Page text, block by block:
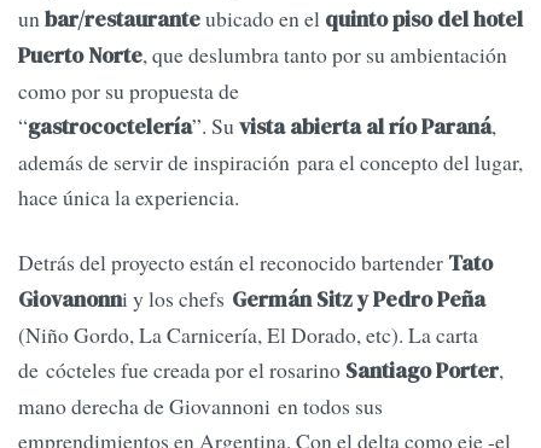
unbar/restauranteubicado en el quinto piso del hotel
Puerto Norte, que deslumbra tanto por su ambientación
como por su propuesta de
“gastrococtelería”. Suvista abierta al río Paraná,
además de servir de inspiración para el concepto del lugar,
hace única la experiencia.
Detrás del proyecto están el reconocido bartender Tato
Giovanonni y los chefs Germán Sitz y Pedro Peña
(Niño Gordo, La Carnicería, El Dorado, etc). La carta
de cócteles fue creada por el rosarino Santiago Porter,
mano derecha de Giovannoni en todos sus
emprendimientos en Argentina. Con el delta como eje -el